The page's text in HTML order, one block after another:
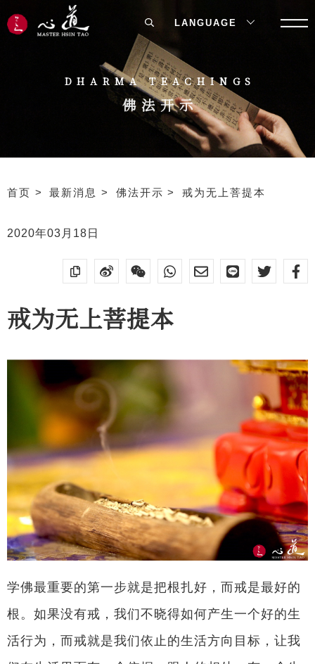
DHARMA TEACHINGS
佛法开示
首页 最新消息 佛法开示 戒为无上菩提本
2020年03月18日
戒为无上菩提本
学佛最重要的第一步就是把根扎好，而戒是最好的
根。如果没有戒，我们不晓得如何产生一个好的生
活行为，而戒就是我们依止的生活方向目标，让我
LANGUAGE